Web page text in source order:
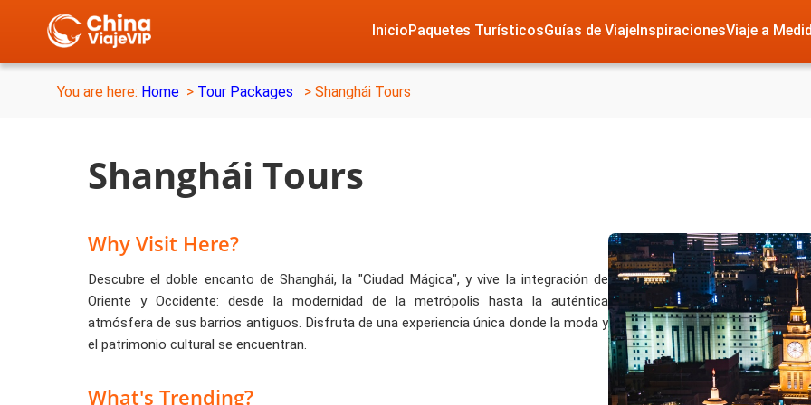
InicioPaquetes TurísticosGuías de ViajeInspiracionesViaje a
You are here: Home > Tour Packages > Shanghái Tours
Shanghái Tours
Why Visit Here?
Descubre el doble encanto de Shanghái, la "Ciudad Mágica", y vive la integración de
Oriente y Occidente: desde la modernidad de la metrópolis hasta la auténtica
atmósfera de sus barrios antiguos. Disfruta de una experiencia única donde la moda y
el patrimonio cultural se encuentran.
What's Trending?